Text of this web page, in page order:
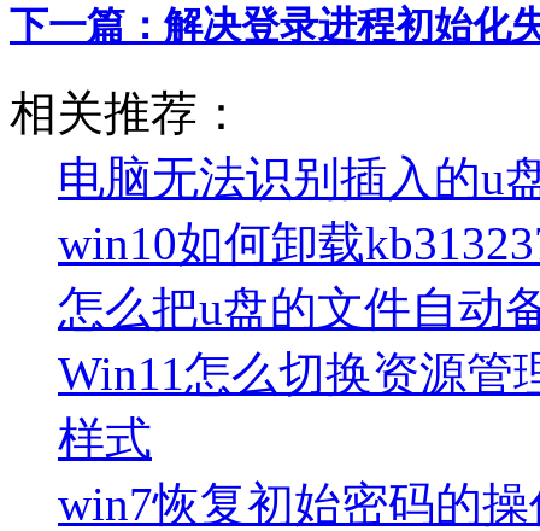
下一篇：解决登录进程初始化
相关推荐：
电脑无法识别插入的u
win10如何卸载
怎么把u盘的文件自动
Win11怎么切换资源管
样式
win7恢复初始密码的